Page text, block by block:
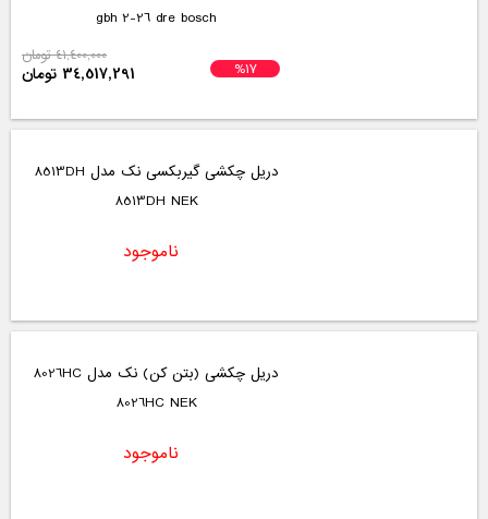
gbh 2-26 dre bosch
%17
41,400,000 تومان
34,517,291 تومان
دریل چکشی گیربکسی نک مدل 8513DH
8513DH NEK
ناموجود
دریل چکشی (بتن کن) نک مدل 8026HC
8026HC NEK
ناموجود